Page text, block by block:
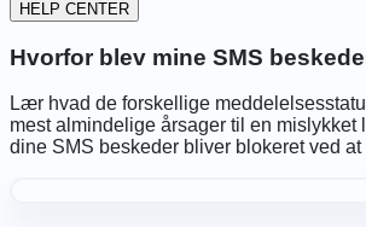
HELP CENTER
Hvorfor blev mine SMS
Lær hvad de forskellige
mest almindelige årsager til en mislykket
dine SMS beskeder bliver blokeret ved